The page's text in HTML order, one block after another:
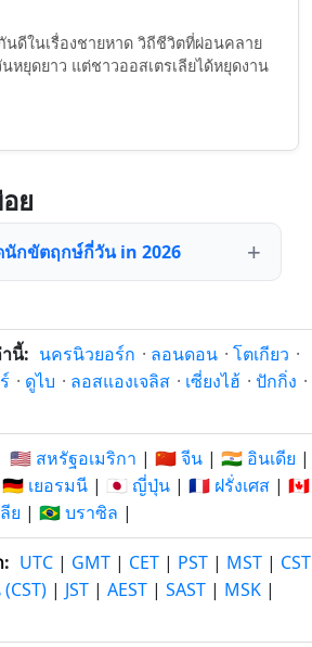
นดีในเรื่องชายหาด วิถีชีวิตที่ผ่อนคลาย
ยุดยาว แต่ชาวออสเตรเลียได้หยุดงาน
ย
กขัตฤกษ์กี่วัน in 2026
นี้: นครนิวยอร์ก · ลอนดอน · โตเกียว ·
· ดูไบ · ลอสแองเจลิส · เซี่ยงไฮ้ · ปักกิ่ง ·
🇺🇸 สหรัฐอเมริกา | 🇨🇳 จีน | 🇮🇳 อินเดีย |
🇩🇪 เยอรมนี | 🇯🇵 ญี่ปุ่น | 🇫🇷 ฝรั่งเศส | 🇨🇦
ย | 🇧🇷 บราซิล |
: UTC | GMT | CET | PST | MST | CST
| JST | AEST | SAST | MSK |